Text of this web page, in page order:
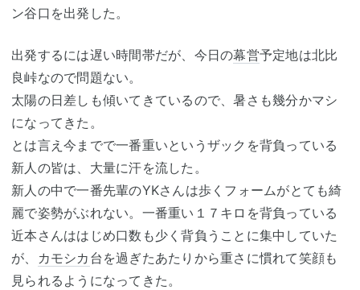
ン谷口を出発した。
出発するには遅い時間帯だが、今日の幕営予定地は北比
良峠なので問題ない。
太陽の日差しも傾いてきているので、暑さも幾分かマシ
になってきた。
とは言え今までで一番重いというザックを背負っている
新人の皆は、大量に汗を流した。
新人の中で一番先輩のYKさんは歩くフォームがとても綺
麗で姿勢がぶれない。一番重い１７キロを背負っている
近本さんははじめ口数も少く背負うことに集中していた
が、
カモシカ 台を過ぎたあたりから重さに慣れて笑顔も
見られるようになってきた。